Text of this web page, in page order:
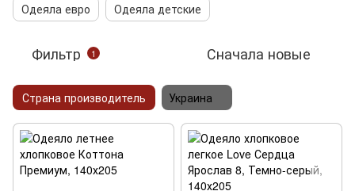
Одеяла евро
Одеяла детские
Фильтр 1 Сначала новые
Страна производитель Украина